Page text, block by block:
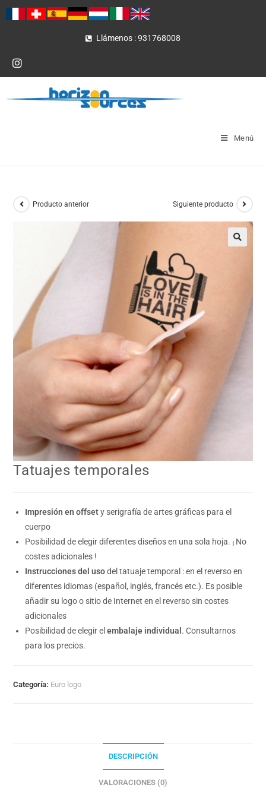
Llámenos : 931768008
Menú
Producto anterior Siguiente producto
Tatuajes temporales
Impresión en offsety serigrafía de artes gráficas para el
cuerpo
Posibilidad de elegir diferentes diseños en una sola hoja. ¡ No
costes adicionales !
Instrucciones del usodel tatuaje temporal : en el reverso en
diferentes idiomas (español, inglés, francés etc.). Es posible
añadir su logo o sitio de Internet en el reverso sin costes
adicionales
Posibilidad de elegir elembalaje individual . Consultarnos
para los precios.
Categoría: Euro logo
DESCRIPCIÓN
VALORACIONES (0)